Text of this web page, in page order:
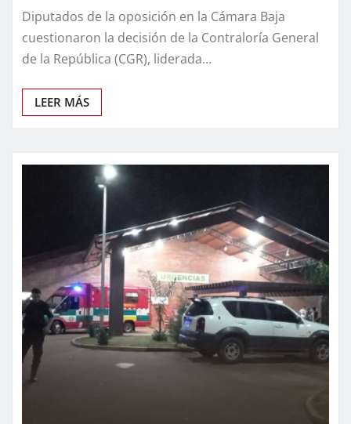
Diputados de la oposición en la Cámara Baja
cuestionaron la decisión de la Contraloría General
de la República (CGR), liderada…
LEER MÁS